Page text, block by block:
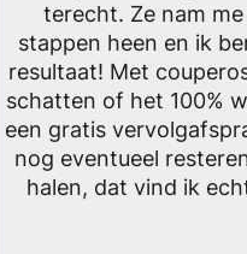
terecht. Ze nam
stappen heen en ik
resultaat! Met
schatten of het 100%
een gratis
nog eventueel
halen, dat vind ik